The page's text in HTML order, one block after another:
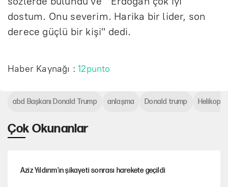
dostum. Onu severim. Harika bir lider, son
derece güçlü bir kişi" dedi.
Haber Kaynağı :12punto
Çok Okunanlar
Aziz Yıldırım’ın şikayeti sonrası harekete geçildi
abd Başkanı Donald Trump anlaşma Donald trump